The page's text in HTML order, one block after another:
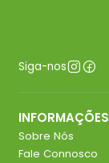
Siga-nos
INFORMAÇÕES
Sobre Nós
Fale Connosco